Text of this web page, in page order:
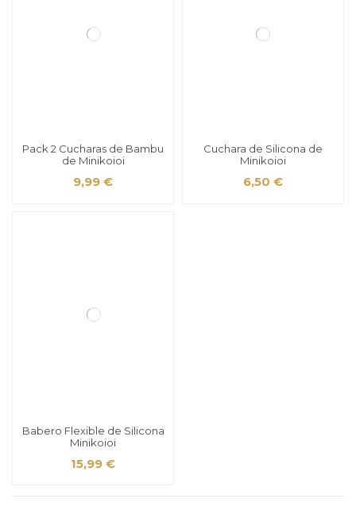
Pack 2 Cucharas de Bambu
de Minikoioi
9,99 €
Cuchara de Silicona de
Minikoioi
6,50 €
Babero Flexible de Silicona
Minikoioi
15,99 €